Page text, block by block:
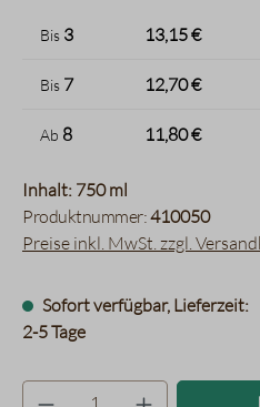
Bis 3 13,15 €
Bis 7 12,70 €
Ab 8 11,80 €
Inhalt: 750 ml
Produktnummer:410050
Preise inkl. MwSt. zzgl.
Sofort verfügbar, Lieferzeit:
2-5 Tage